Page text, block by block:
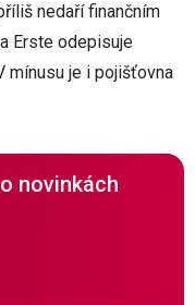
nedaří finančním
Erste odepisuje
mínusu je i pojišťovna
novinkách